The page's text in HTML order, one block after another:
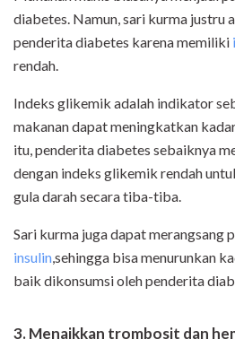
diabetes. Namun, sari kurma justru
penderita diabetes karena memiliki
rendah.
Indeks glikemik adalah indikator
makanan dapat meningkatkan
itu, penderita diabetes sebaiknya
dengan indeks glikemik rendah
gula darah secara tiba-tiba.
Sari kurma juga dapat merangsang
insulin,sehingga bisa menurunkan
baik dikonsumsi oleh penderita
3. Menaikkan trombosit dan